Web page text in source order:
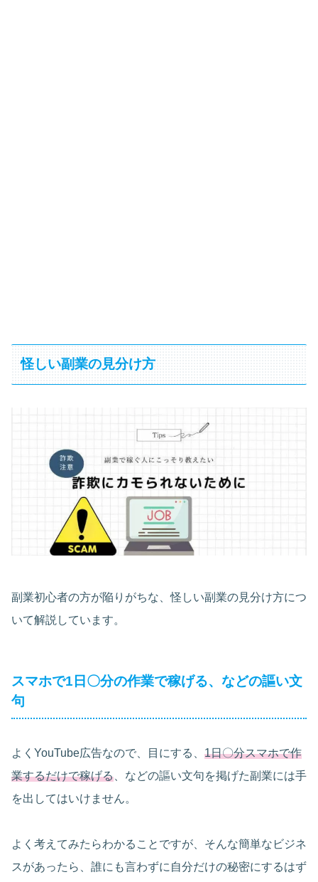
怪しい副業の見分け方
副業初心者の方が陥りがちな、怪しい副業の見分け方につ
いて解説しています。
スマホで1日〇分の作業で稼げる、などの謳い文
句
よくYouTube広告なので、目にする、 1日〇分スマホで作
業するだけで稼げる 、などの謳い文句を掲げた副業には手
を出してはいけません。
よく考えてみたらわかることですが、そんな簡単なビジネ
スがあったら、誰にも言わずに自分だけの秘密にするはず